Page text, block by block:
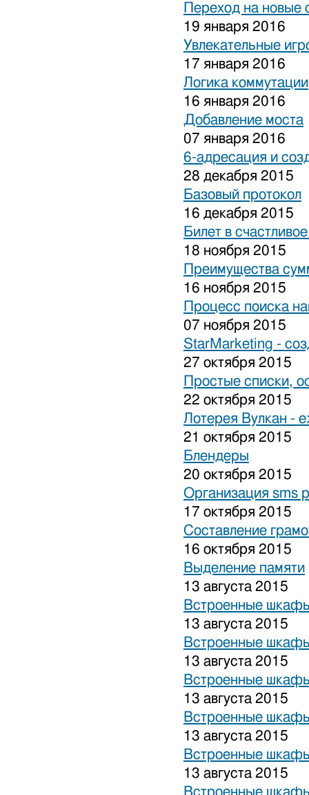
Переход на новые
19 января 2016
Увлекательные
17 января 2016
Логика коммутации
16 января 2016
Добавление моста
07 января 2016
6-адресация и
28 декабря 2015
Базовый протокол
16 декабря 2015
Билет в
18 ноября 2015
Преимущества
16 ноября 2015
Процесс поиска
07 ноября 2015
StarMarketing -
27 октября 2015
Простые списки,
22 октября 2015
Лотерея Вулкан -
21 октября 2015
Блендеры
20 октября 2015
Организация sms
17 октября 2015
Составление
16 октября 2015
Выделение памяти
13 августа 2015
Встроенные
13 августа 2015
Встроенные
13 августа 2015
Встроенные
13 августа 2015
Встроенные
13 августа 2015
Встроенные
13 августа 2015
Встроенные